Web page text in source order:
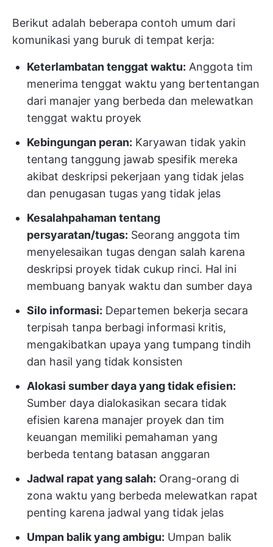
Berikut adalah beberapa contoh umum dari
komunikasi yang buruk di tempat kerja:
Keterlambatan tenggat waktu: Anggota tim
menerima tenggat waktu yang bertentangan
dari manajer yang berbeda dan melewatkan
tenggat waktu proyek
Kebingungan peran: Karyawan tidak yakin
tentang tanggung jawab spesifik mereka
akibat deskripsi pekerjaan yang tidak jelas
dan penugasan tugas yang tidak jelas
Kesalahpahaman tentang
persyaratan/tugas: Seorang anggota tim
menyelesaikan tugas dengan salah karena
deskripsi proyek tidak cukup rinci. Hal ini
membuang banyak waktu dan sumber daya
Silo informasi: Departemen bekerja secara
terpisah tanpa berbagi informasi kritis,
mengakibatkan upaya yang tumpang tindih
dan hasil yang tidak konsisten
Alokasi sumber daya yang tidak efisien:
Sumber daya dialokasikan secara tidak
efisien karena manajer proyek dan tim
keuangan memiliki pemahaman yang
berbeda tentang batasan anggaran
Jadwal rapat yang salah: Orang-orang di
zona waktu yang berbeda melewatkan rapat
penting karena jadwal yang tidak jelas
Umpan balik yang ambigu: Umpan balik